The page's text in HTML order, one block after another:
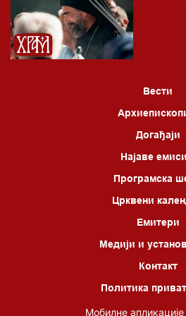
06.00 Црквена предавања и
Вести
Догађаји
Најаве
Програмска
Црквени
Емитери
Медији и
Контакт
Политика
Мобилне